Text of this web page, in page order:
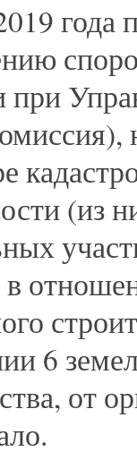
года
при
(из
в
6
от